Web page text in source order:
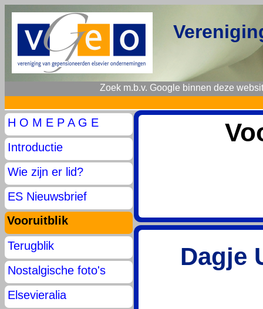
Zoek m.b.v. Google binnen deze
H O M E P A G E
Introductie
Wie zijn er lid?
ES Nieuwsbrief
Vooruitblik
Terugblik
Nostalgische foto's
Elsevieralia
Dagje